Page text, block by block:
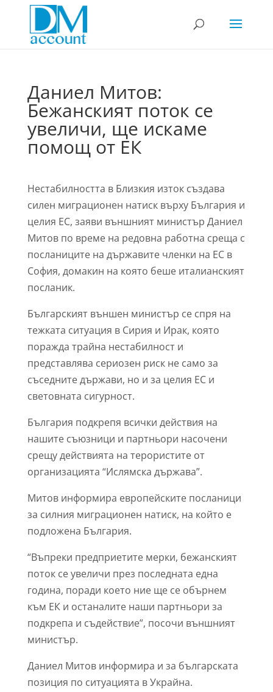
Даниел Митов:
Бежанският поток се
увеличи, ще искаме
помощ от ЕК
Нестабилността в Близкия изток създава
силен миграционен натиск върху България и
целия ЕС, заяви външният министър Даниел
Митов по време на редовна работна среща с
посланиците на държавите членки на ЕС в
София, домакин на която беше италианският
посланик.
Българският външен министър се спря на
тежката ситуация в Сирия и Ирак, която
поражда трайна нестабилност и
представлява сериозен риск не само за
съседните държави, но и за целия ЕС и
световната сигурност.
България подкрепя всички действия на
нашите съюзници и партньори насочени
срещу действията на терористите от
организацията “Ислямска държава”.
Митов информира европейските посланици
за силния миграционен натиск, на който е
подложена България.
“Въпреки предприетите мерки, бежанският
поток се увеличи през последната една
година, поради което ние ще се обърнем
към ЕК и останалите наши партньори за
подкрепа и съдействие”, посочи външният
министър.
Даниел Митов информира и за българската
позиция по ситуацията в Украйна.